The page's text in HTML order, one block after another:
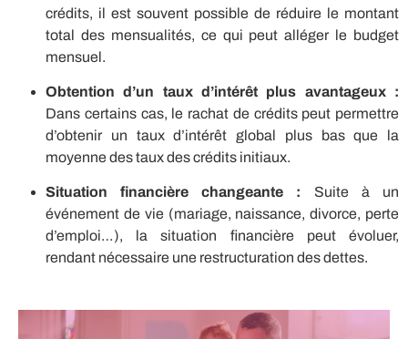
crédits, il est souvent possible de réduire le montant
total des mensualités, ce qui peut alléger le budget
mensuel.
Obtention d’un taux d’intérêt plus avantageux :
Dans certains cas, le rachat de crédits peut permettre
d’obtenir un taux d’intérêt global plus bas que la
moyenne des taux des crédits initiaux.
Situation financière changeante : Suite à un
événement de vie (mariage, naissance, divorce, perte
d’emploi…), la situation financière peut évoluer,
rendant nécessaire une restructuration des dettes.